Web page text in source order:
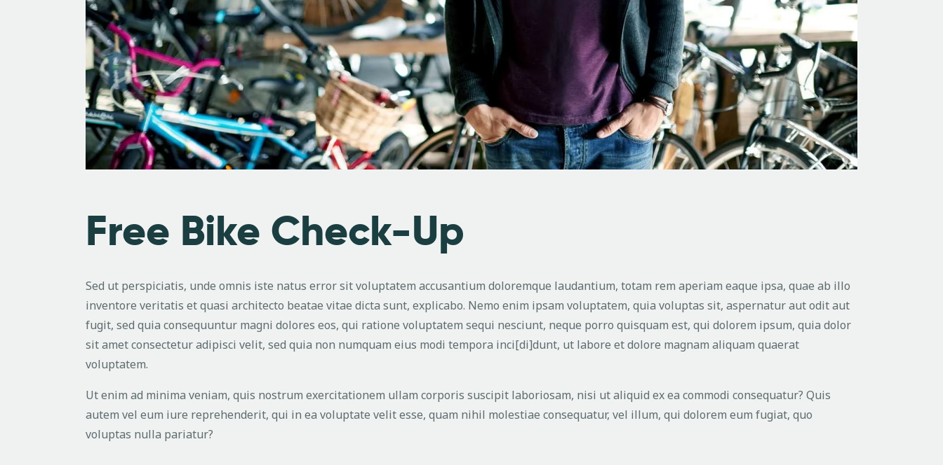
Free Bike Check-Up
Sed ut perspiciatis, unde omnis iste natus error sit voluptatem accusantium doloremque laudantium, totam rem aperiam eaque ipsa, quae ab illo
inventore veritatis et quasi architecto beatae vitae dicta sunt, explicabo. Nemo enim ipsam voluptatem, quia voluptas sit, aspernatur aut odit aut
fugit, sed quia consequuntur magni dolores eos, qui ratione voluptatem sequi nesciunt, neque porro quisquam est, qui dolorem ipsum, quia dolor
sit amet consectetur adipisci velit, sed quia non numquam eius modi tempora inci[di]dunt, ut labore et dolore magnam aliquam quaerat
voluptatem.
Ut enim ad minima veniam, quis nostrum exercitationem ullam corporis suscipit laboriosam, nisi ut aliquid ex ea commodi consequatur? Quis
autem vel eum iure reprehenderit, qui in ea voluptate velit esse, quam nihil molestiae consequatur, vel illum, qui dolorem eum fugiat, quo
voluptas nulla pariatur?